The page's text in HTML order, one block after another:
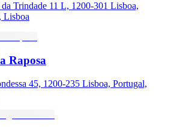
Trindade 11 L, 1200-301 Lisboa,
Lisboa
Raposa
45, 1200-235 Lisboa, Portugal,